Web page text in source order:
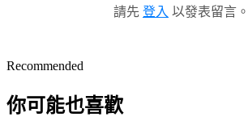
請先 登入 以發表留言。
Recommended
你可能也喜歡